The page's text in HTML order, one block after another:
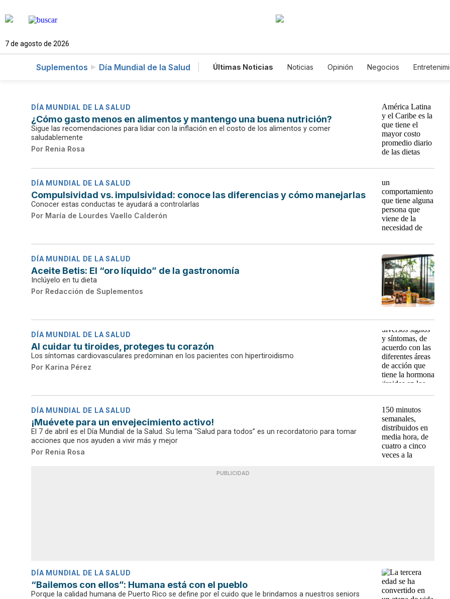
7 de agosto de 2026
Suplementos Día Mundial de la Salud Últimas Noticias Noticias Opinión Negocios
DÍA MUNDIAL DE LA SALUD
¿Cómo gasto menos en alimentos y mantengo una buena nutrición?
Sigue las recomendaciones para lidiar con la inflación en el costo de los alimentos y comer
saludablemente
Por Renia Rosa
DÍA MUNDIAL DE LA SALUD
Compulsividad vs. impulsividad: conoce las diferencias y cómo manejarlas
Conocer estas conductas te ayudará a controlarlas
Por María de Lourdes Vaello Calderón
DÍA MUNDIAL DE LA SALUD
Aceite Betis: El “oro líquido” de la gastronomía
Inclúyelo en tu dieta
Por Redacción de Suplementos
DÍA MUNDIAL DE LA SALUD
Al cuidar tu tiroides, proteges tu corazón
Los síntomas cardiovasculares predominan en los pacientes con hipertiroidismo
Por Karina Pérez
DÍA MUNDIAL DE LA SALUD
¡Muévete para un envejecimiento activo!
El 7 de abril es el Día Mundial de la Salud. Su lema “Salud para todos” es un recordatorio para tomar
acciones que nos ayuden a vivir más y mejor
Por Renia Rosa
PUBLICIDAD
DÍA MUNDIAL DE LA SALUD
“Bailemos con ellos”: Humana está con el pueblo
Porque la calidad humana de Puerto Rico se define por el cuido que le brindamos a nuestros seniors